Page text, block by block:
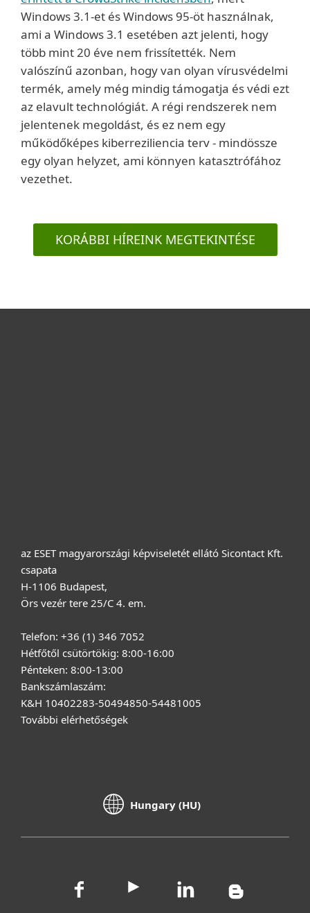
Windows 3.1-et és Windows 95-öt használnak,
ami a Windows 3.1 esetében azt jelenti, hogy
több mint 20 éve nem frissítették. Nem
valószínű azonban, hogy van olyan vírusvédelmi
termék, amely még mindig támogatja és védi ezt
az elavult technológiát. A régi rendszerek nem
jelentenek megoldást, és ez nem egy
működőképes kiberreziliencia terv - mindössze
egy olyan helyzet, ami könnyen katasztrófához
vezethet.
KORÁBBI HÍREINK MEGTEKINTÉSE
az ESET magyarországi képviseletét ellátó Sicontact Kft.
csapata
H-1106 Budapest,
Örs vezér tere 25/C 4. em.
Telefon: +36 (1) 346 7052
Hétfőtől csütörtökig: 8:00-16:00
Pénteken: 8:00-13:00
Bankszámlaszám:
K&H 10402283-50494850-54481005
További elérhetőségek
Hungary (HU)